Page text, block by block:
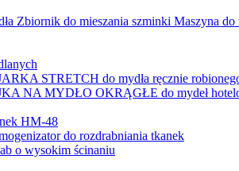
Zbiornik do mieszania szminki Maszyna do
STRETCH do mydła ręcznie
NA MYDŁO OKRĄGŁE do mydeł
HM-48
do rozdrabniania tkanek
o wysokim ścinaniu